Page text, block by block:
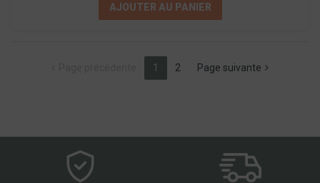
AJOUTER AU PANIER
1 (current)
2 Page suivante